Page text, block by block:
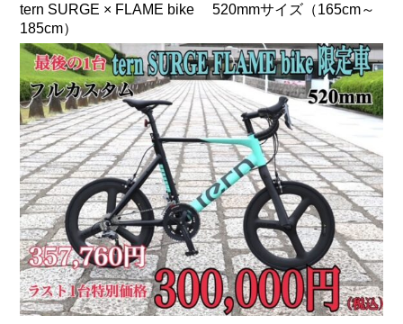
tern SURGE × FLAME bike 520mmサイズ（165cm～
185cm）